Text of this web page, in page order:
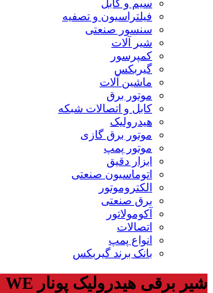
سیم و کابل
فیلتراسیون و تصفیه
سنسور صنعتی
شیر آلات
کمپرسور
گیربکس
ماشین آلات
موتور برق
کابل و اتصالات شبکه
هیدرولیک
موتور برق گازی
موتور پمپ
ابزار دقیق
اتوماسیون صنعتی
الکتروموتور
برق صنعتی
آکومولاتور
اتصالات
انواع پمپ
بانک برند گیربکس
شیر برقی هیدرولیک پونار WE